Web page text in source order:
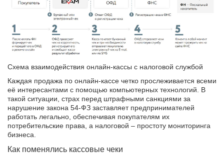
Схема взаимодействия онлайн-кассы с налоговой службой
Каждая продажа по онлайн-кассе четко прослеживается всеми
её интересантами с помощью компьютерных технологий. В
такой ситуации, страх перед штрафными санкциями за
нарушение закона 54-ФЗ заставляет предпринимателей
работать легально, обеспечивая покупателям их
потребительские права, а налоговой – простоту мониторинга
бизнеса.
Как поменялись кассовые чеки